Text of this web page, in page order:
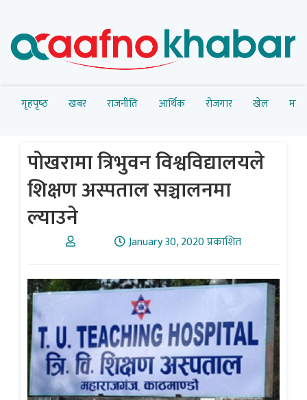
गृहपृष्‍ठ खबर राजनीति आर्थिक रोजगार खेल
पोखरामा त्रिभुवन विश्वविद्यालयले
शिक्षण अस्पताल सञ्चालनमा
ल्याउने
January 30, 2020 प्रकाशित